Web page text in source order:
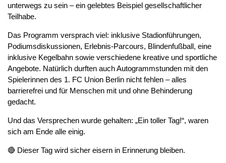
unterwegs zu sein – ein gelebtes Beispiel gesellschaftlicher
Teilhabe.
Das Programm versprach viel: inklusive Stadionführungen,
Podiumsdiskussionen, Erlebnis-Parcours, Blindenfußball, eine
inklusive Kegelbahn sowie verschiedene kreative und sportliche
Angebote. Natürlich durften auch Autogrammstunden mit den
Spielerinnen des 1. FC Union Berlin nicht fehlen – alles
barrierefrei und für Menschen mit und ohne Behinderung
gedacht.
Und das Versprechen wurde gehalten: „Ein toller Tag!“, waren
sich am Ende alle einig.
🔴 Dieser Tag wird sicher eisern in Erinnerung bleiben.